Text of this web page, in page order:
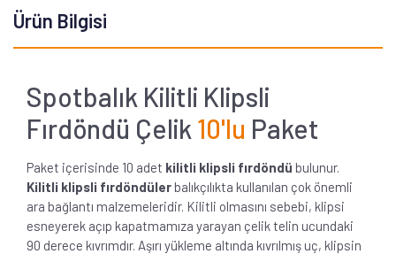
Ürün Bilgisi
Spotbalık Kilitli Klipsli
Fırdöndü Çelik 10'lu Paket
Paket içerisinde 10 adet kilitli klipsli fırdöndü bulunur.
Kilitli klipsli fırdöndüler balıkçılıkta kullanılan çok önemli
ara bağlantı malzemeleridir. Kilitli olmasını sebebi, klipsi
esneyerek açıp kapatmamıza yarayan çelik telin ucundaki
90 derece kıvrımdır. Aşırı yükleme altında kıvrılmış uç, klipsin